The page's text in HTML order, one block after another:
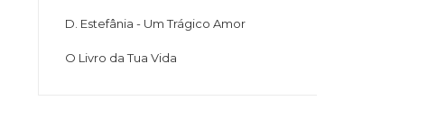
D. Estefânia - Um Trágico Amor
O Livro da Tua Vida